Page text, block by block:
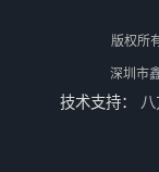
版权所
深圳市
技术支持： 八